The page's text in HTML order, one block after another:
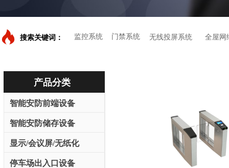
监控系统 门禁系统 全屋网
无线投屏系统
搜索关键词：
产品分类
智能安防前端设备
智能安防储存设备
显示/会议屏/无纸化
停车场出入口设备